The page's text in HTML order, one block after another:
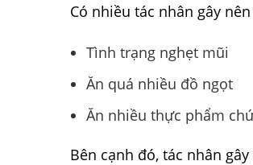
Có nhiều tác nhân gây
Tình trạng nghẹt mũi
Ăn quá nhiều đồ ngọt
Ăn nhiều thực phẩm
Bên cạnh đó, tác nhân